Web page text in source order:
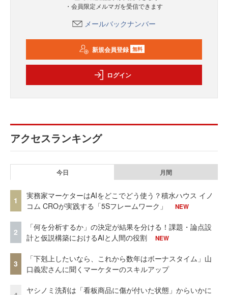
・会員限定メルマガを受信できます
メールバックナンバー
新規会員登録 無料
ログイン
アクセスランキング
今日 月間
1
実務家マーケターはAIをどこでどう使う？積水ハウス イノ
コム CROが実践する「5Sフレームワーク」
NEW
2
「何を分析するか」の決定が結果を分ける！課題・論点設
計と仮説構築におけるAIと人間の役割
NEW
3
「下剋上したいなら、これから数年はボーナスタイム」山
口義宏さんに聞くマーケターのスキルアップ
ヤシノミ洗剤は「看板商品に傷が付いた状態」からいかに